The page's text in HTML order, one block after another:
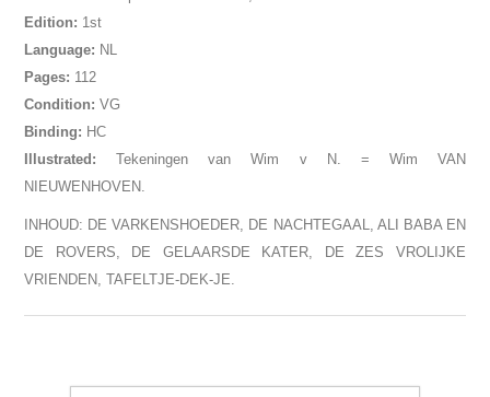
Edition: 1st
Language: NL
Pages: 112
Condition: VG
Binding: HC
Illustrated: Tekeningen van Wim v N. = Wim VAN
NIEUWENHOVEN.
INHOUD: DE VARKENSHOEDER, DE NACHTEGAAL, ALI BABA EN
DE ROVERS, DE GELAARSDE KATER, DE ZES VROLIJKE
VRIENDEN, TAFELTJE-DEK-JE.